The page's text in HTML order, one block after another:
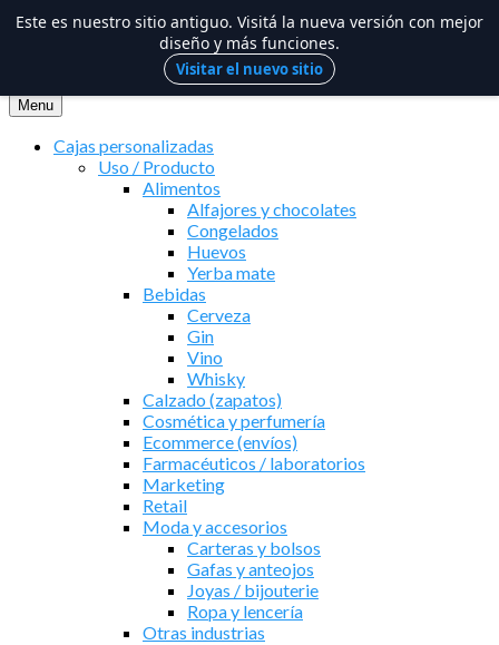
al
contenido
Menu
Cajas personalizadas
Uso / Producto
Alimentos
Alfajores y chocolates
Congelados
Huevos
Yerba mate
Bebidas
Cerveza
Gin
Vino
Whisky
Calzado (zapatos)
Cosmética y perfumería
Ecommerce (envíos)
Farmacéuticos / laboratorios
Marketing
Retail
Moda y accesorios
Carteras y bolsos
Gafas y anteojos
Joyas / bijouterie
Ropa y lencería
Otras industrias
Este es nuestro sitio antiguo. Visitá la nueva versión con mejor
diseño y más funciones.
Visitar el nuevo sitio